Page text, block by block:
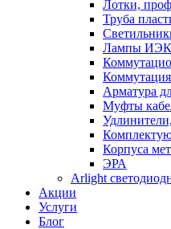
Лотки,
Труба
Лампы ИЭК
Арматура
Муфты
Корпуса
ЭРА
Arlight
Акции
Услуги
Блог